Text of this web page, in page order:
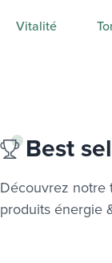
Vitalité
Best
Découvrez notre
produits énergie